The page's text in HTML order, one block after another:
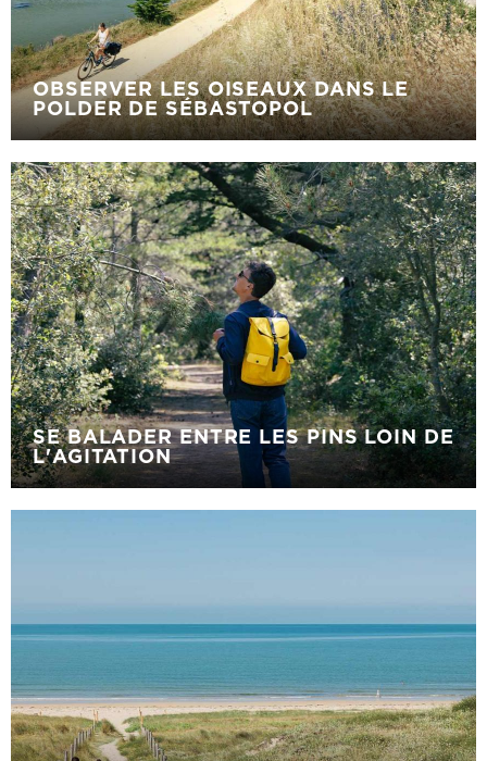
OBSERVER LES OISEAUX DANS LE
POLDER DE SÉBASTOPOL
SE BALADER ENTRE LES PINS LOIN DE
L'AGITATION